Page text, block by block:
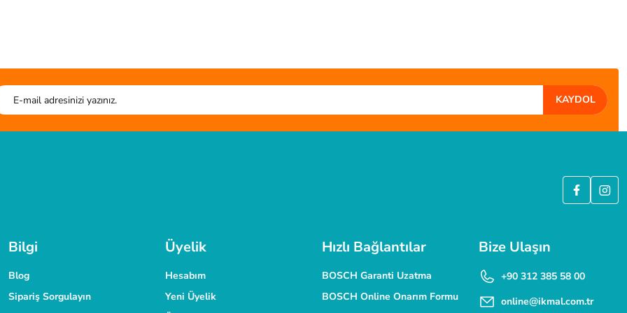
Soru Sor
kesim tahtası sistem çantası harika.
HIZLI GÖNDERİ KAYDOL
Bilgi
Blog
Sipariş Sorgulayın
Üyelik
Hesabım
Yeni Üyelik
Hızlı Bağlantılar
BOSCH Garanti Uzatma
BOSCH Online Onarım Formu
Bize Ulaşın
+90 312 385 58 00
online@ikmal.com.tr